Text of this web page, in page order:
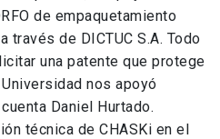
de empaquetamiento
de DICTUC S.A. Todo
una patente que protege
nos apoyó
Daniel Hurtado.
técnica de CHASKi en el